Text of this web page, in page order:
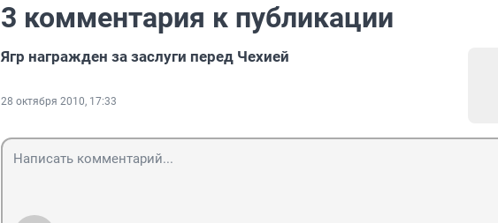
3 комментария к публикации
Ягр награжден за заслуги перед Чехией
28 октября 2010, 17:33